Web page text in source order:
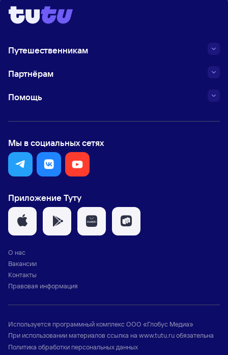
Путешественникам
Партнёрам
Помощь
Мы в социальных сетях
Приложение Туту
О нас
Вакансии
Контакты
Правовая информация
Используется программный комплексООО «Глобус Медиа»
При использовании материалов ссылка на www.tutu.ruобязательна
Политика обработки персональных данных